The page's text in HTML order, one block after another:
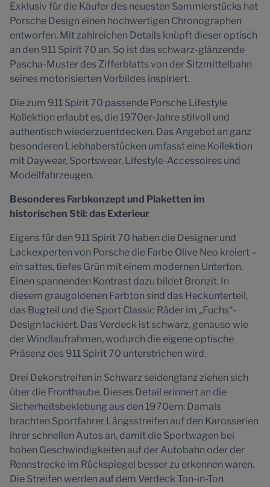
Exklusiv für die Käufer des neuesten Sammlerstücks hat
Porsche Design einen hochwertigen Chronographen
entworfen. Mit zahlreichen Details knüpft dieser optisch
an den 911 Spirit 70 an. So ist das schwarz-glänzende
Pascha-Muster des Zifferblatts von der Sitzmittelbahn
seines motorisierten Vorbildes inspiriert.
Die zum 911 Spirit 70 passende Porsche Lifestyle
Kollektion erlaubt es, die 1970er-Jahre stilvoll und
authentisch wiederzuentdecken. Das Angebot an ganz
besonderen Liebhaberstücken umfasst eine Kollektion
mit Daywear, Sportswear, Lifestyle-Accessoires und
Modellfahrzeugen.
Besonderes Farbkonzept und Plaketten im
historischen Stil: das Exterieur
Eigens für den 911 Spirit 70 haben die Designer und
Lackexperten von Porsche die Farbe Olive Neo kreiert –
ein sattes, tiefes Grün mit einem modernen Unterton.
Einen spannenden Kontrast dazu bildet Bronzit. In
diesem graugoldenen Farbton sind das Heckunterteil,
das Bugteil und die Sport Classic Räder im „Fuchs“-
Design lackiert. Das Verdeck ist schwarz, genauso wie
der Windlaufrahmen, wodurch die eigene optische
Präsenz des 911 Spirit 70 unterstrichen wird.
Drei Dekorstreifen in Schwarz seidenglanz ziehen sich
über die Fronthaube. Dieses Detail erinnert an die
Sicherheitsbeklebung aus den 1970ern: Damals
brachten Sportfahrer Längsstreifen auf den Karosserien
ihrer schnellen Autos an, damit die Sportwagen bei
hohen Geschwindigkeiten auf der Autobahn oder der
Rennstrecke im Rückspiegel besser zu erkennen waren.
Die Streifen werden auf dem Verdeck Ton-in-Ton